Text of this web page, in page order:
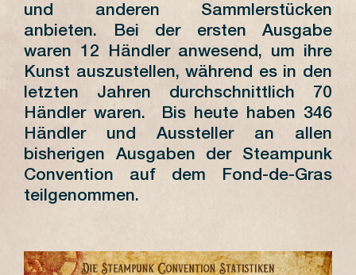
und anderen Sammlerstücken
anbieten. Bei der ersten Ausgabe
waren 12 Händler anwesend, um ihre
Kunst auszustellen, während es in den
letzten Jahren durchschnittlich 70
Händler waren. Bis heute haben 346
Händler und Aussteller an allen
bisherigen Ausgaben der Steampunk
Convention auf dem Fond-de-Gras
teilgenommen.